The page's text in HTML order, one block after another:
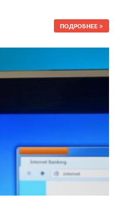
ПОДРОБНЕЕ